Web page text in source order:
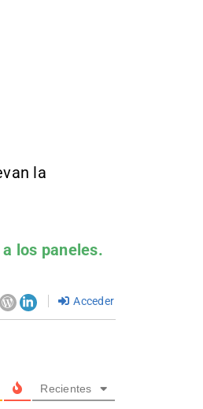
la
los paneles.
Acceder
Recientes